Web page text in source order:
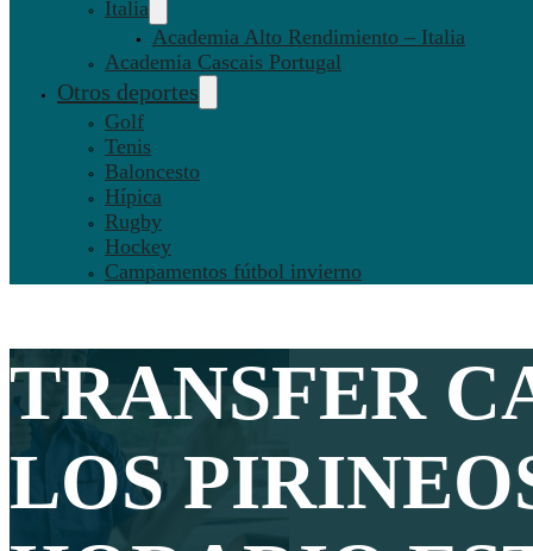
Italia
Academia Alto Rendimiento – Italia
Academia Cascais Portugal
Otros deportes
Golf
Tenis
Baloncesto
Hípica
Rugby
Hockey
Campamentos fútbol invierno
TRANSFER
LOS